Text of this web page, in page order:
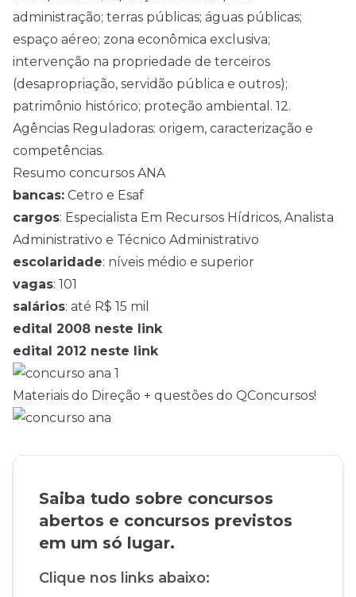
administração; terras públicas; águas públicas;
espaço aéreo; zona econômica exclusiva;
intervenção na propriedade de terceiros
(desapropriação, servidão pública e outros);
patrimônio histórico; proteção ambiental. 12.
Agências Reguladoras: origem, caracterização e
competências.
Resumo concursos ANA
bancas: Cetro e Esaf
cargos: Especialista Em Recursos Hídricos, Analista
Administrativo e Técnico Administrativo
escolaridade: níveis médio e superior
vagas: 101
salários: até R$ 15 mil
edital 2008 neste link
edital 2012 neste link
Materiais do Direção + questões do QConcursos!
Saiba tudo sobre concursos
abertos e concursos previstos
em um só lugar.
Clique nos links abaixo: